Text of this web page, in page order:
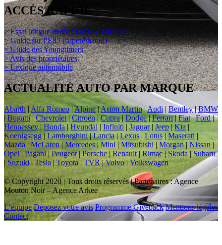
ACCÈS RAPIDE
> Essai longue durée : DAILY DRIVER
> Guide sur l’E85 (superéthanol)
> Guide des Youngtimers
> Avis des propriétaires
> Lexique automobile
ACTUALITÉ AUTO PAR MARQUE
Abarth | Alfa Romeo|Alpine|Aston Martin|Audi | Bentley|BMW
| Bugatti|Chevrolet|Citroën |Cupra | Dodge|Ferrari|Fiat|Ford|
Hennessey| Honda| Hyundai |Infiniti | Jaguar| Jeep|Kia |
Koenigsegg|Lamborghini|Lancia|Lexus | Lotus| Maserati |
Mazda |McLaren|Mercedes | Mini | Mitsubishi | Morgan|Nissan|
Opel | Pagani|Peugeot|Porsche | Renault| Rimac|Skoda | Subaru
| Suzuki|Tesla| Toyota | TVR|Volvo|Volkswagen
© Copyright 2020 | Tous droits réservés | Partenaires : Agence
Mouton Noir – Agence Arkee
L’équipe Déposez votre avis Programme Giveback Mentions légales
Contact